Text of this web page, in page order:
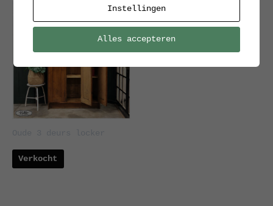
Verkocht
Instellingen
Alles accepteren